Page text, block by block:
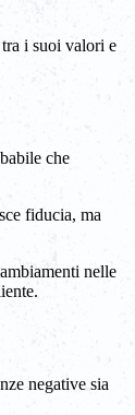
i suoi valori e
che
fiducia, ma
nelle
negative sia